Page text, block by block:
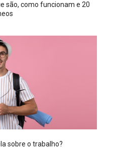
são, como funcionam e 20
sobre o trabalho?